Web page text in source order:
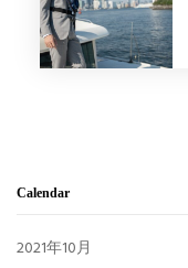
Calendar
2021年10月